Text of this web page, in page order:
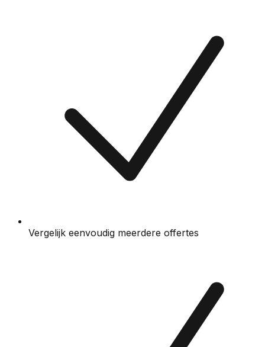
Vergelijk eenvoudig meerdere offertes